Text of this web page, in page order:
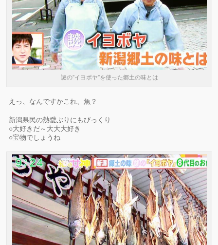
謎の”イヨボヤ”を使った郷土の味とは
えっ、なんですかこれ、魚？
新潟県民の熱愛ぶりにもびっくり
○大好きだ～大大大好き
○宝物でしょうね